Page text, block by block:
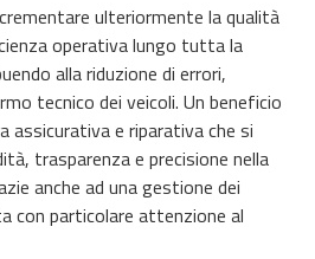
ulteriormente la qualità
operativa lungo tutta la
alla riduzione di errori,
tecnico dei veicoli. Un beneficio
assicurativa e riparativa che si
trasparenza e precisione nella
anche ad una gestione dei
con particolare attenzione al